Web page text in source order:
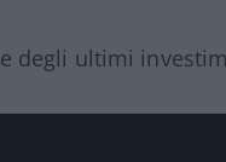
e degli ultimi